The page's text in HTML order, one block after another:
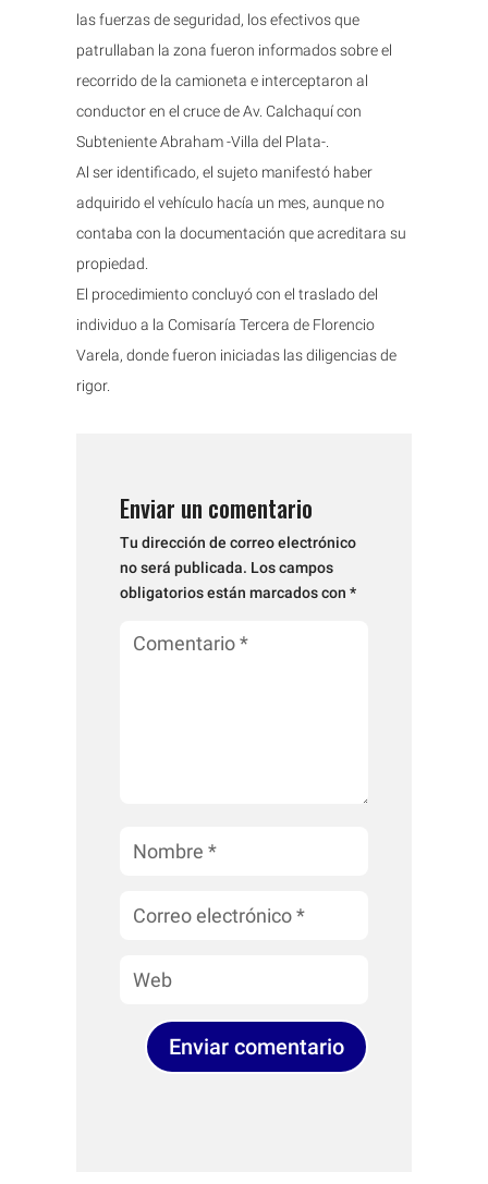
las fuerzas de seguridad, los efectivos que
patrullaban la zona fueron informados sobre el
recorrido de la camioneta e interceptaron al
conductor en el cruce de Av. Calchaquí con
Subteniente Abraham -Villa del Plata-.
Al ser identificado, el sujeto manifestó haber
adquirido el vehículo hacía un mes, aunque no
contaba con la documentación que acreditara su
propiedad.
El procedimiento concluyó con el traslado del
individuo a la Comisaría Tercera de Florencio
Varela, donde fueron iniciadas las diligencias de
rigor.
Enviar un comentario
Tu dirección de correo electrónico
no será publicada. Los campos
obligatorios están marcados con *
Enviar comentario